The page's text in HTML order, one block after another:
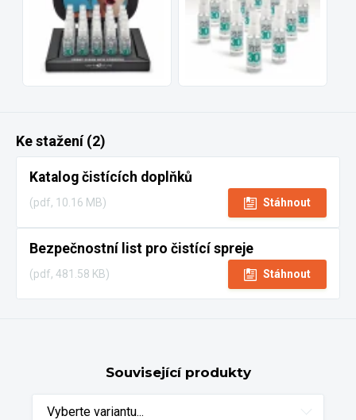
Ke stažení (2)
Katalog čistících doplňků
(pdf, 10.16 MB) Stáhnout
Bezpečnostní list pro čistící spreje
(pdf, 481.58 KB) Stáhnout
Související produkty
Vyberte variantu...